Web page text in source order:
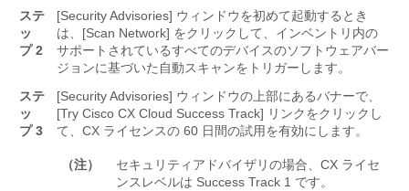
ステ
ッ
プ 2
[Security Advisories] ウィンドウを初めて起動するとき
は、[Scan Network] をクリックして、インベントリ内の
サポートされているすべてのデバイスのソフトウェアバー
ジョンに基づいた自動スキャンをトリガーします。
ステ
ッ
プ 3
[Security Advisories] ウィンドウの上部にあるバナーで、
[Try Cisco CX Cloud Success Track] リンクをクリックし
て、CX ライセンスの 60 日間の試用を有効にします。
（注）
セキュリティアドバイザリの場合、CX ライセ
ンスレベルは Success Track 1 です。